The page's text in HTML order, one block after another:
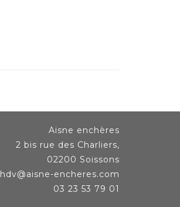
Aisne enchères
2 bis rue des Charliers,
02200 Soissons
hdv@aisne-encheres.com
03 23 53 79 01